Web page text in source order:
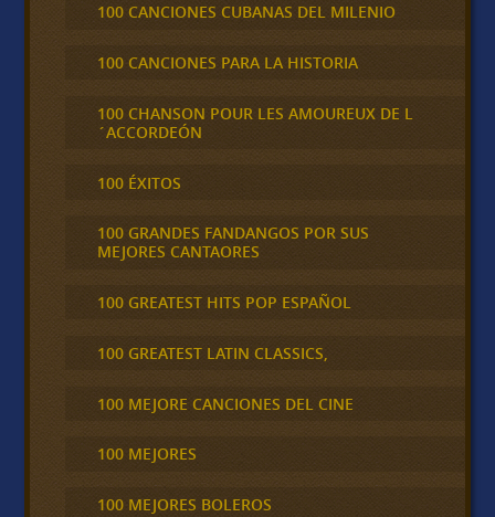
100 CANCIONES CUBANAS DEL MILENIO
100 CANCIONES PARA LA HISTORIA
100 CHANSON POUR LES AMOUREUX DE L
´ACCORDEÓN
100 ÉXITOS
100 GRANDES FANDANGOS POR SUS
MEJORES CANTAORES
100 GREATEST HITS POP ESPAÑOL
100 GREATEST LATIN CLASSICS,
100 MEJORE CANCIONES DEL CINE
100 MEJORES
100 MEJORES BOLEROS